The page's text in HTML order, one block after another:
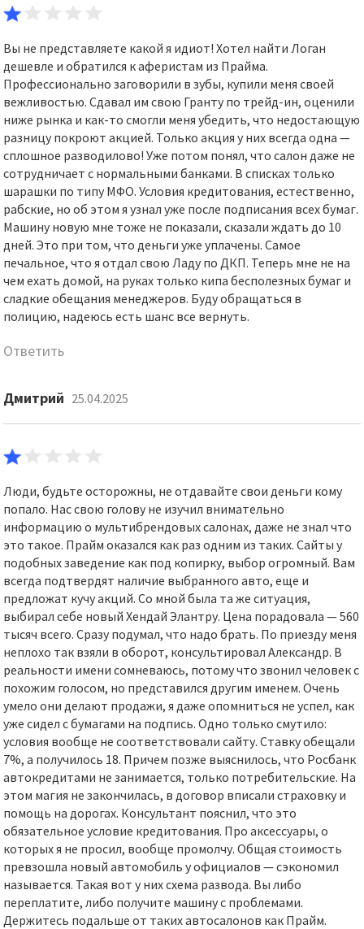
Вы не представляете какой я идиот! Хотел найти Логан
дешевле и обратился к аферистам из Прайма.
Профессионально заговорили в зубы, купили меня своей
вежливостью. Сдавал им свою Гранту по трейд-ин, оценили
ниже рынка и как-то смогли меня убедить, что недостающую
разницу покроют акцией. Только акция у них всегда одна —
сплошное разводилово! Уже потом понял, что салон даже не
сотрудничает с нормальными банками. В списках только
шарашки по типу МФО. Условия кредитования, естественно,
рабские, но об этом я узнал уже после подписания всех бумаг.
Машину новую мне тоже не показали, сказали ждать до 10
дней. Это при том, что деньги уже уплачены. Самое
печальное, что я отдал свою Ладу по ДКП. Теперь мне не на
чем ехать домой, на руках только кипа бесполезных бумаг и
сладкие обещания менеджеров. Буду обращаться в
полицию, надеюсь есть шанс все вернуть.
Ответить
Дмитрий 25.04.2025
Люди, будьте осторожны, не отдавайте свои деньги кому
попало. Нас свою голову не изучил внимательно
информацию о мультибрендовых салонах, даже не знал что
это такое. Прайм оказался как раз одним из таких. Сайты у
подобных заведение как под копирку, выбор огромный. Вам
всегда подтвердят наличие выбранного авто, еще и
предложат кучу акций. Со мной была та же ситуация,
выбирал себе новый Хендай Элантру. Цена порадовала — 560
тысяч всего. Сразу подумал, что надо брать. По приезду меня
неплохо так взяли в оборот, консультировал Александр. В
реальности имени сомневаюсь, потому что звонил человек с
похожим голосом, но представился другим именем. Очень
умело они делают продажи, я даже опомниться не успел, как
уже сидел с бумагами на подпись. Одно только смутило:
условия вообще не соответствовали сайту. Ставку обещали
7%, а получилось 18. Причем позже выяснилось, что Росбанк
автокредитами не занимается, только потребительские. На
этом магия не закончилась, в договор вписали страховку и
помощь на дорогах. Консультант пояснил, что это
обязательное условие кредитования. Про аксессуары, о
которых я не просил, вообще промолчу. Общая стоимость
превзошла новый автомобиль у официалов — сэкономил
называется. Такая вот у них схема развода. Вы либо
переплатите, либо получите машину с проблемами.
Держитесь подальше от таких автосалонов как Прайм.